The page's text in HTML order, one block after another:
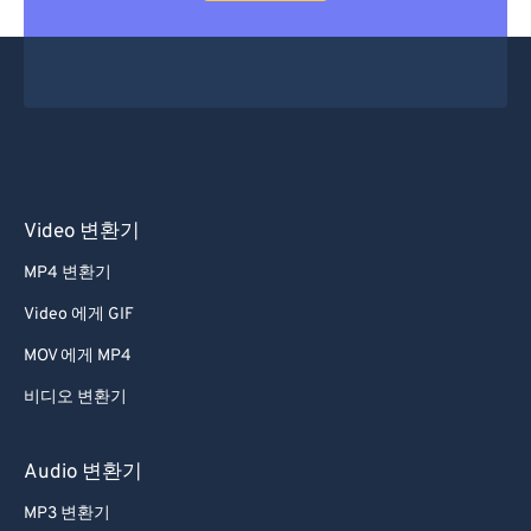
Video 변환기
MP4 변환기
Video 에게 GIF
MOV 에게 MP4
비디오 변환기
Audio 변환기
MP3 변환기